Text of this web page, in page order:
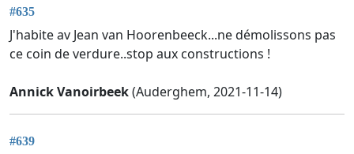
#635
J'habite av Jean van Hoorenbeeck...ne démolissons pas
ce coin de verdure..stop aux constructions !
Annick Vanoirbeek(Auderghem, 2021-11-14)
#639